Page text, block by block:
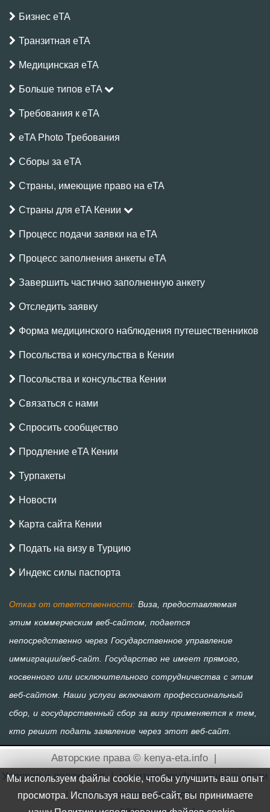
Бизнес eTA
Транзитная eTA
Медицинская eTA
Больше типов eTA
Требования к eTA
eTA Photo Требования
Сборы за eTA
Страны, имеющие право на eTA
Страны для eTA Кении
Процесс подачи заявки на eTA
Процесс заполнения анкеты eTA
Завершить частично заполненную анкету
Отследить заявку
Форма медицинского наблюдения путешественников
Посольства и консульства в Кении
Посольства и консульства Кении
Связаться с нами
Спросить сообщество
Продление eTA Кении
Турпакеты
Новости
Карта сайта Кении
Подать на визу в Турцию
Индекс силы паспорта
Авторские права © kenya-eta.info
|
Условия и положения | политика конфиденциальности
|
Отказ от ответственности |
Мы используем файлы cookie, чтобы улучшить ваш опыт
просмотра. Используя наш веб-сайт, вы принимаете